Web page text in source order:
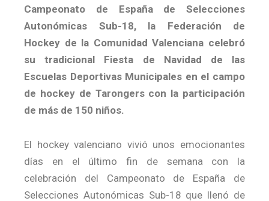
Campeonato de España de Selecciones
Autonómicas Sub-18, la Federación de
Hockey de la Comunidad Valenciana celebró
su tradicional Fiesta de Navidad de las
Escuelas Deportivas Municipales en el campo
de hockey de Tarongers con la participación
de más de 150 niños.
El hockey valenciano vivió unos emocionantes
días en el último fin de semana con la
celebración del Campeonato de España de
Selecciones Autonómicas Sub-18 que llenó de